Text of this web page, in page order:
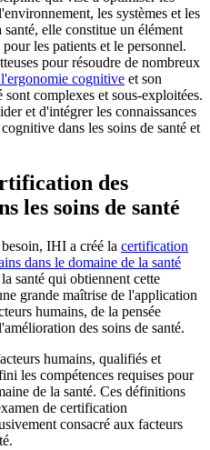
les systèmes et les
elle constitue un élément
les patients et le personnel.
pour résoudre de nombreux
cognitive et son
complexes et sous-exploitées.
et d'intégrer les connaissances
dans les soins de santé et
des
les soins de santé
IHI a créé la certification
dans le domaine de la santé
santé qui obtiennent cette
grande maîtrise de l'application
humains, de la pensée
des soins de santé.
humains, qualifiés et
les compétences requises pour
de la santé. Ces définitions
de certification
consacré aux facteurs